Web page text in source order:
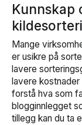
Mange
er usikre på
lavere
lavere kostnader
forstå hva som
blogginnlegget
tillegg kan du ta